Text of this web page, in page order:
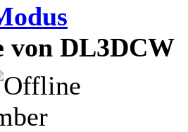
von DL3DCW